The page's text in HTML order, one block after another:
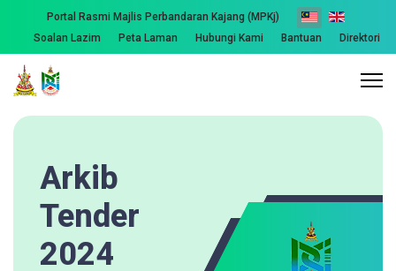
Portal Rasmi Majlis Perbandaran Kajang (MPKj)
Soalan Lazim
Peta Laman Hubungi Kami Bantuan Direktori
Arkib
Tender
2024